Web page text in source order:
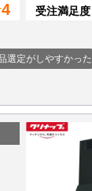
4 受注満足度
選定がしやすかった